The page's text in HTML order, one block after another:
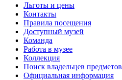
Льготы и цены
Контакты
Правила посещения
Доступный музей
Команда
Работа в музее
Коллекция
Поиск владельцев предметов
Официальная информация